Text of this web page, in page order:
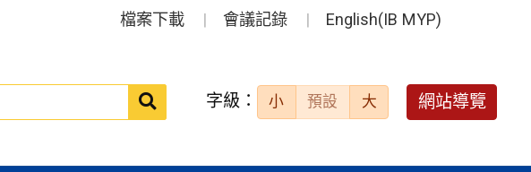
檔案下載 會議記錄 English(IB MYP)
送出 字級： 小 預設 大 網站導覽